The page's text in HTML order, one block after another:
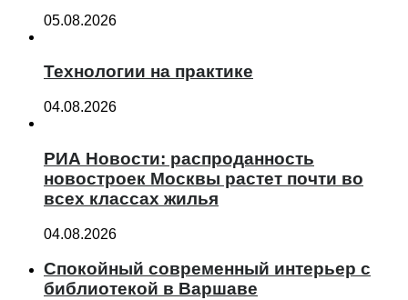
05.08.2026
Технологии на практике
04.08.2026
РИА Новости: распроданность
новостроек Москвы растет почти во
всех классах жилья
04.08.2026
Спокойный современный интерьер с
библиотекой в Варшаве